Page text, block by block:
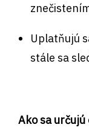
Uplatňujú
stále sa
Ako sa